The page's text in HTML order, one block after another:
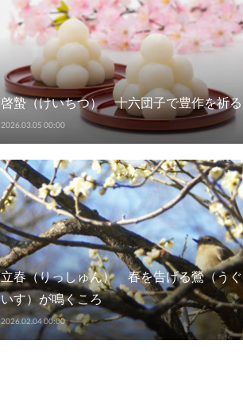
啓蟄（けいちつ） 十六団子で豊作を祈る
2026.03.05 00:00
立春（りっしゅん） 春を告げる鶯（うぐ
いす）が鳴くころ
2026.02.04 00:00